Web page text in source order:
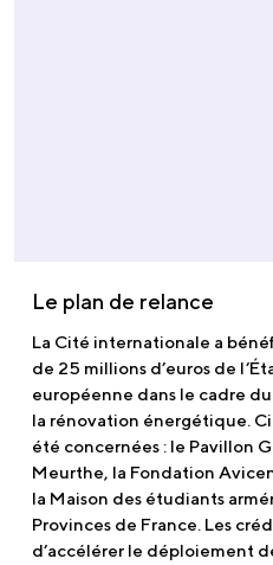
Le plan de relance
La Cité internationale a
de 25 millions d’euros de
européenne dans le cadre
la rénovation énergétique.
été concernées : le Pavillon
Meurthe, la Fondation
la Maison des étudiants
Provinces de France. Les
d’accélérer le déploiement